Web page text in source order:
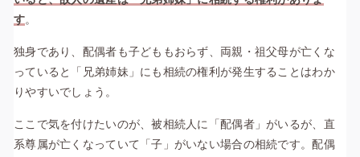
す。
独身であり、配偶者も子どももおらず、両親・祖父母が亡くな
っていると「兄弟姉妹」にも相続の権利が発生することはわか
りやすいでしょう。
ここで気を付けたいのが、被相続人に「配偶者」がいるが、直
系尊属が亡くなっていて「子」がいない場合の相続です。配偶